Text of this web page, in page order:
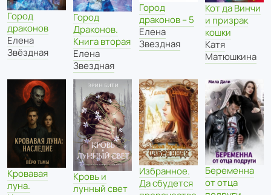
Город
драконов
Елена
Звёздная
Город
Драконов.
Книга вторая
Елена
Звездная
Город
драконов – 5
Елена
Звездная
Кот да Винчи
и призрак
кошки
Катя
Матюшкина
Кровавая
луна.
Кровь и
лунный свет
Избранное.
Да сбудется
Беременна
от отца